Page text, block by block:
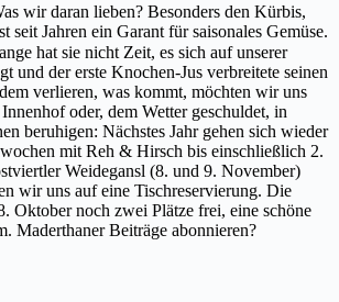
wir daran lieben? Besonders den Kürbis,
Jahren ein Garant für saisonales Gemüse.
hat sie nicht Zeit, es sich auf unserer
und der erste Knochen-Jus verbreitete seinen
verlieren, was kommt, möchten wir uns
oder, dem Wetter geschuldet, in
beruhigen: Nächstes Jahr gehen sich wieder
mit Reh & Hirsch bis einschließlich 2.
Weidegansl (8. und 9. November)
wir uns auf eine Tischreservierung. Die
Oktober noch zwei Plätze frei, eine schöne
Maderthaner Beiträge abonnieren?